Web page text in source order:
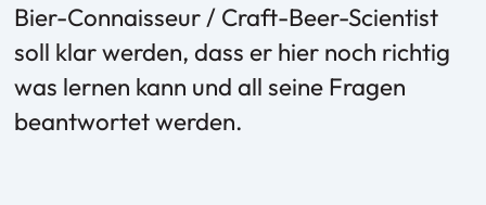
Bier-Connaisseur / Craft-Beer-Scientist
soll klar werden, dass er hier noch richtig
was lernen kann und all seine Fragen
beantwortet werden.